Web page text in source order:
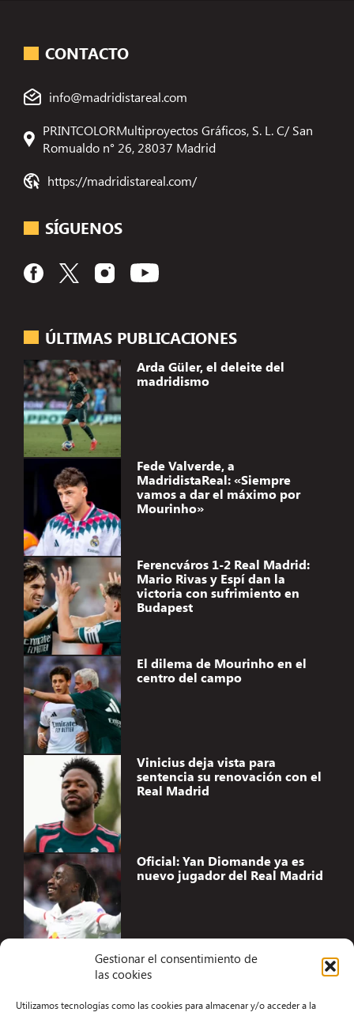
Gestionar el consentimiento de
las cookies
Utilizamos tecnologías como las cookies para almacenar y/o acceder a la
ÚLTIMAS PUBLICACIONES
Arda Güler, el deleite del
madridismo
Fede Valverde, a
MadridistaReal: «Siempre
vamos a dar el máximo por
Mourinho»
Ferencváros 1-2 Real Madrid:
Mario Rivas y Espí dan la
victoria con sufrimiento en
Budapest
El dilema de Mourinho en el
centro del campo
Vinicius deja vista para
sentencia su renovación con el
Real Madrid
Oficial: Yan Diomande ya es
nuevo jugador del Real Madrid
CONTACTO
info@madridistareal.com
PRINTCOLORMultiproyectos Gráficos, S. L. C/ San
Romualdo n° 26, 28037 Madrid
https://madridistareal.com/
SÍGUENOS